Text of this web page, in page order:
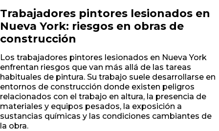
Trabajadores pintores lesionados en
Nueva York: riesgos en obras de
construcción
Los trabajadores pintores lesionados en Nueva York
enfrentan riesgos que van más allá de las tareas
habituales de pintura. Su trabajo suele desarrollarse en
entornos de construcción donde existen peligros
relacionados con el trabajo en altura, la presencia de
materiales y equipos pesados, la exposición a
sustancias químicas y las condiciones cambiantes de
la obra.